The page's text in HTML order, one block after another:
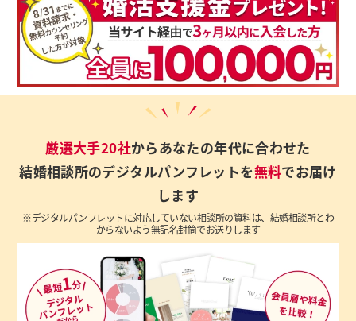
厳選大手20社からあなたの年代に合わせた
結婚相談所のデジタルパンフレットを無料でお届け
します
※デジタルパンフレットに対応していない相談所の資料は、結婚相談所とわ
からないよう無記名封筒でお送りします